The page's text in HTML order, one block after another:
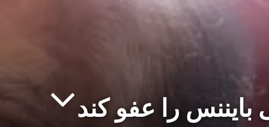
را عفو کند